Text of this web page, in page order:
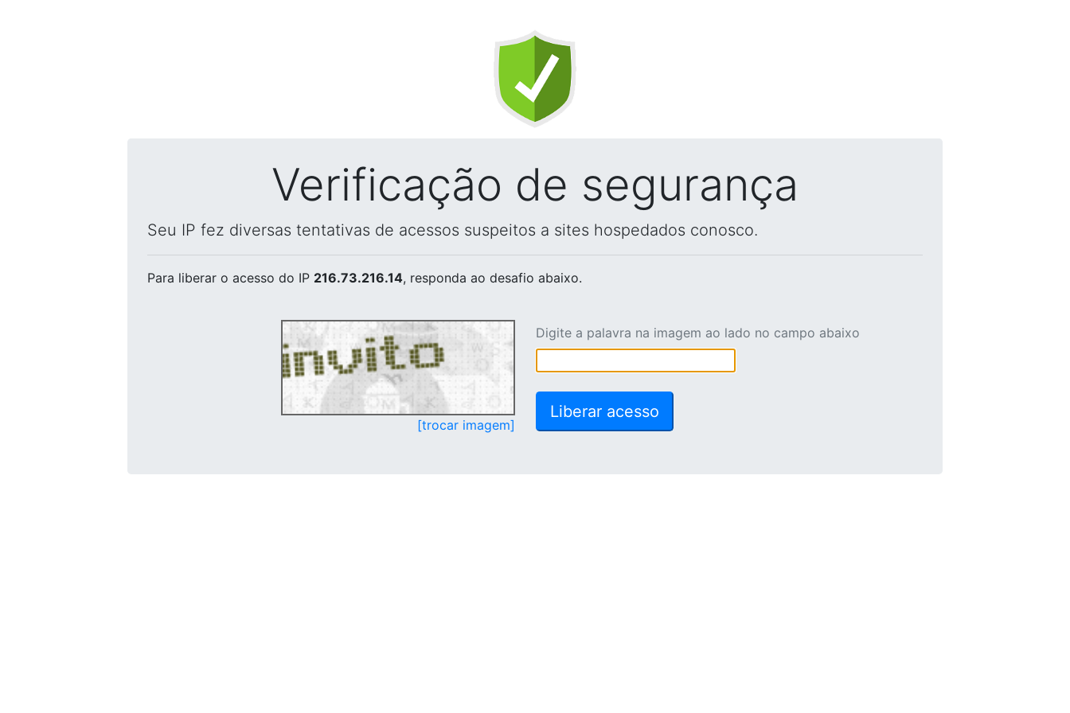
Verificação de segurança
Seu IP fez diversas tentativas de acessos suspeitos a sites hospedados conosco.
Para liberar o acesso do IP 216.73.216.14, responda ao desafio abaixo.
[trocar imagem]
Digite a palavra na imagem ao lado no campo abaixo